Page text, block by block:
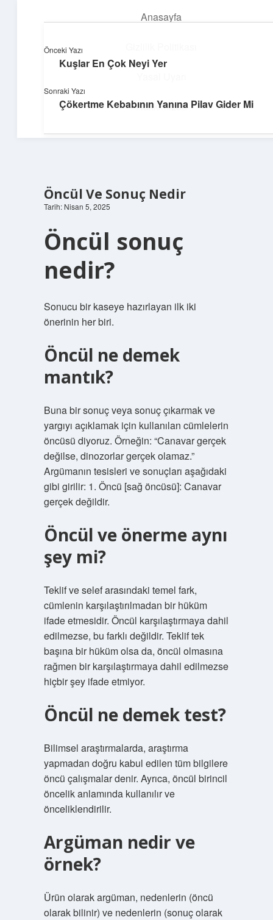
Anasayfa
Hakkımızda
Dijital Dünya Günlüğü
Öncül Ve Sonuç Nedir
Tarih: Nisan 5, 2025
Öncül sonuç
nedir?
Sonucu bir kaseye hazırlayan ilk iki
önerinin her biri.
Öncül ne demek
mantık?
Buna bir sonuç veya sonuç çıkarmak ve
yargıyı açıklamak için kullanılan cümlelerin
öncüsü diyoruz. Örneğin: “Canavar gerçek
değilse, dinozorlar gerçek olamaz.”
Argümanın tesisleri ve sonuçları aşağıdaki
gibi girilir: 1. Öncü [sağ öncüsü]: Canavar
gerçek değildir.
Öncül ve önerme aynı
şey mi?
Teklif ve selef arasındaki temel fark,
cümlenin karşılaştırılmadan bir hüküm
ifade etmesidir. Öncül karşılaştırmaya dahil
edilmezse, bu farklı değildir. Teklif tek
başına bir hüküm olsa da, öncül olmasına
rağmen bir karşılaştırmaya dahil edilmezse
hiçbir şey ifade etmiyor.
Öncül ne demek test?
Bilimsel araştırmalarda, araştırma
yapmadan doğru kabul edilen tüm bilgilere
öncü çalışmalar denir. Ayrıca, öncül birincil
öncelik anlamında kullanılır ve
önceliklendirilir.
Argüman nedir ve
örnek?
Ürün olarak argüman, nedenlerin (öncü
olarak bilinir) ve nedenlerin (sonuç olarak
Önceki Yazı
Kuşlar En Çok Neyi Yer
Sonraki Yazı
Çökertme Kebabının Yanına Pilav Gider Mi